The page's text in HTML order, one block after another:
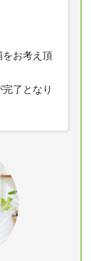
お考え頂
了となり